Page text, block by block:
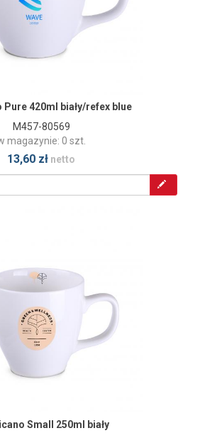
420ml biały/refex blue
M457-80569
magazynie: 0 szt.
13,60 zł netto
Small 250ml biały